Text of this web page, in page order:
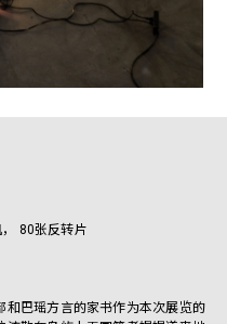
80张反转片
和巴瑶方言的家书作为本次展览的